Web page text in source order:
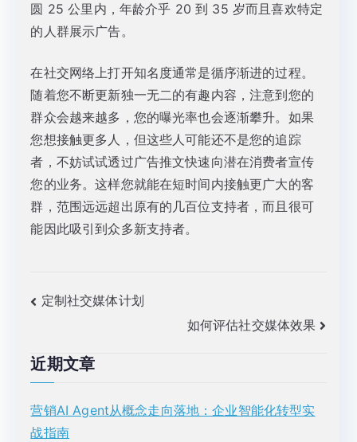
圆 25 公里内，年龄介乎 20 到 35 岁而且喜欢特定
的人群展示广告。
在社交网络上打开知名度通常是循序渐进的过程。
随着您不断更新独一无二的有趣内容，注意到您的
群众会越来越多，您的曝光率也会逐渐攀升。如果
您想接触更多人，但这些人可能还不是您的追踪
者，不妨试试透过广告推文快速向潜在消费者宣传
您的业务。这样您就能在短时间内接触更广大的客
群，范围远远超出原有的几百位支持者，而且很可
能因此吸引到众多新支持者。
文
导
航
定制社交媒体计划
如何评估社交媒体效果
近期文章
营销AI Agent从概念走向落地：企业智能化转型实
战指南